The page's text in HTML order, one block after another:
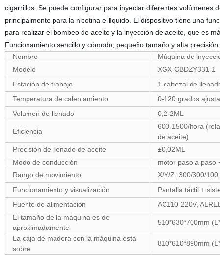
cigarrillos. Se puede configurar para inyectar diferentes volúmenes
principalmente para la nicotina e-líquido. El dispositivo tiene una
para realizar el bombeo de aceite y la inyección de aceite, que es
Funcionamiento sencillo y cómodo, pequeño tamaño y alta
Nombre
Máquina de
Modelo
XGX-CBDZY331-1
Estación de trabajo
1 cabezal de
Temperatura de calentamiento
0-120 grados
Volumen de llenado
0,2-2ML
Eficiencia
600-1500/hora
de aceite)
Precisión de llenado de aceite
±0,02ML
Modo de conducción
motor paso a paso
Rango de movimiento
X/Y/Z: 300/300/100
Funcionamiento y visualización
Pantalla táctil +
Fuente de alimentación
AC110-220V,
El tamaño de la máquina es de
aproximadamente
510*630*700mm
La caja de madera con la máquina está
sobre
810*610*890mm